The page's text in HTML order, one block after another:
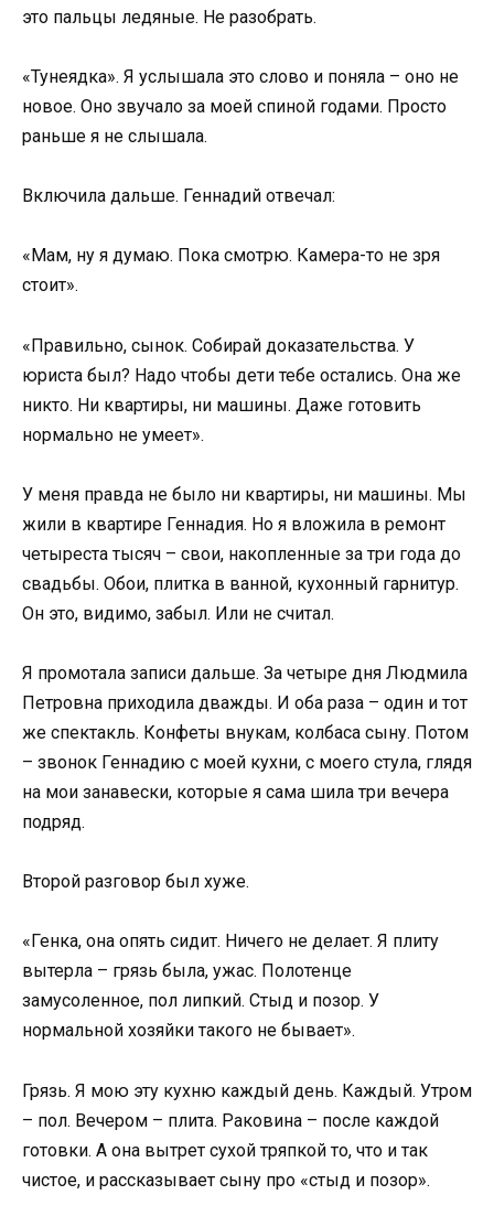
это пальцы ледяные. Не разобрать.
«Тунеядка». Я услышала это слово и поняла – оно не
новое. Оно звучало за моей спиной годами. Просто
раньше я не слышала.
Включила дальше. Геннадий отвечал:
«Мам, ну я думаю. Пока смотрю. Камера-то не зря
стоит».
«Правильно, сынок. Собирай доказательства. У
юриста был? Надо чтобы дети тебе остались. Она же
никто. Ни квартиры, ни машины. Даже готовить
нормально не умеет».
У меня правда не было ни квартиры, ни машины. Мы
жили в квартире Геннадия. Но я вложила в ремонт
четыреста тысяч – свои, накопленные за три года до
свадьбы. Обои, плитка в ванной, кухонный гарнитур.
Он это, видимо, забыл. Или не считал.
Я промотала записи дальше. За четыре дня Людмила
Петровна приходила дважды. И оба раза – один и тот
же спектакль. Конфеты внукам, колбаса сыну. Потом
– звонок Геннадию с моей кухни, с моего стула, глядя
на мои занавески, которые я сама шила три вечера
подряд.
Второй разговор был хуже.
«Генка, она опять сидит. Ничего не делает. Я плиту
вытерла – грязь была, ужас. Полотенце
замусоленное, пол липкий. Стыд и позор. У
нормальной хозяйки такого не бывает».
Грязь. Я мою эту кухню каждый день. Каждый. Утром
– пол. Вечером – плита. Раковина – после каждой
готовки. А она вытрет сухой тряпкой то, что и так
чистое, и рассказывает сыну про «стыд и позор».